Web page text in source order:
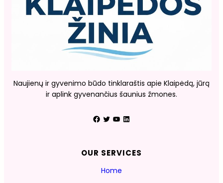
Naujienų ir gyvenimo būdo tinklaraštis apie Klaipėdą, jūrą
ir aplink gyvenančius šaunius žmones.
Facebook Twitter YouTube LinkedIn
OUR SERVICES
Home